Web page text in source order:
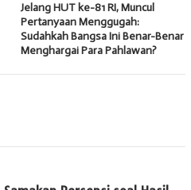
Jelang HUT ke-81 RI, Muncul
Pertanyaan Menggugah:
Sudahkah Bangsa Ini Benar-Benar
Menghargai Para Pahlawan?